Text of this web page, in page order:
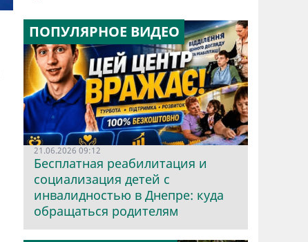
ПОПУЛЯРНОЕ ВИДЕО
21.06.2026 09:12
Бесплатная реабилитация и
социализация детей с
инвалидностью в Днепре: куда
обращаться родителям